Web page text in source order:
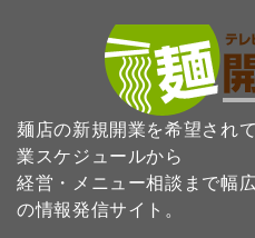
麺店の新規開業を希望され
業スケジュールから
経営・メニュー相談まで幅
の情報発信サイト。